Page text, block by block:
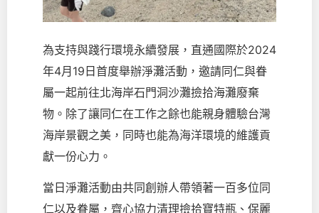
為支持與踐行環境永續發展，直通國際於2024
年4月19日首度舉辦淨灘活動，邀請同仁與眷
屬一起前往北海岸石門洞沙灘撿拾海灘廢棄
物。除了讓同仁在工作之餘也能親身體驗台灣
海岸景觀之美，同時也能為海洋環境的維護貢
獻一份心力。
當日淨灘活動由共同創辦人帶領著一百多位同
仁以及眷屬，齊心協力清理撿拾寶特瓶、保麗